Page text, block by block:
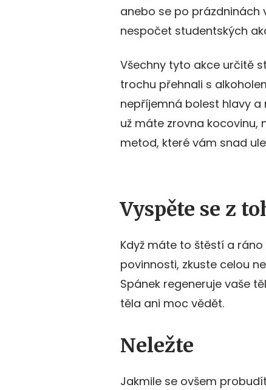
anebo se po prázdninách
nespočet studentských
Všechny tyto akce určitě
trochu přehnali s
nepříjemná bolest hlavy
už máte zrovna kocovinu,
metod, které vám snad
Vyspěte se z
Když máte to štěstí a
povinnosti, zkuste celou
Spánek regeneruje vaše
těla ani moc vědět.
Neležte
Jakmile se ovšem